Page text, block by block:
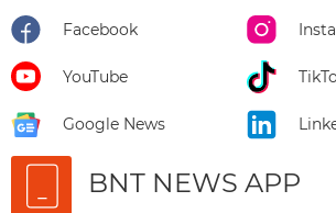
Facebook
YouTube
Google News
BNT NEWS APP